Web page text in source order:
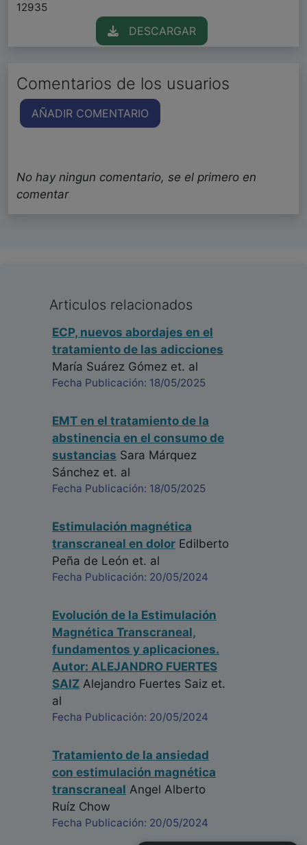
12935
DESCARGAR
Comentarios de los usuarios
AÑADIR COMENTARIO
No hay ningun comentario, se el primero en
comentar
Articulos relacionados
ECP, nuevos abordajes en el
tratamiento de las adicciones
María Suárez Gómez et. al
Fecha Publicación: 18/05/2025
EMT en el tratamiento de la
abstinencia en el consumo de
sustancias Sara Márquez
Sánchez et. al
Fecha Publicación: 18/05/2025
Estimulación magnética
transcraneal en dolor Edilberto
Peña de León et. al
Fecha Publicación: 20/05/2024
Evolución de la Estimulación
Magnética Transcraneal,
fundamentos y aplicaciones.
Autor: ALEJANDRO FUERTES
SAIZ Alejandro Fuertes Saiz et.
al
Fecha Publicación: 20/05/2024
Tratamiento de la ansiedad
con estimulación magnética
transcraneal Angel Alberto
Ruíz Chow
Fecha Publicación: 20/05/2024